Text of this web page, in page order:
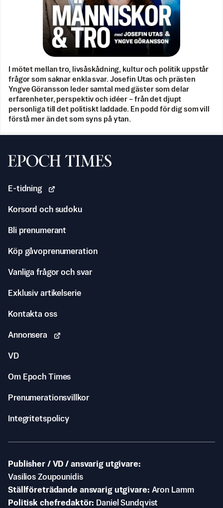
I mötet mellan tro, livsåskådning, kultur och politik uppstår
frågor som saknar enkla svar. Josefin Utas och prästen
Yngve Göransson leder samtal med gäster som delar
erfarenheter, perspektiv och idéer – från det djupt
personliga till det politiskt laddade. En podd för dig som vill
förstå mer än det som syns på ytan.
Svenska Epoch Times
E-tidning
Korsord och sudoku
Bli prenumerant
Köp gåvoprenumeration
Vanliga frågor och svar
Exklusiv artikelserie
Kontakta oss
Annonsera
VD
Om Epoch Times
Prenumerationsvillkor
Integritetspolicy
Publisher / VD / ansvarig utgivare
Vasilios Zoupounidis
Ställföreträdande ansvarig utgivare Aron Lamm
Politisk chefredaktör
Daniel Sundqvist